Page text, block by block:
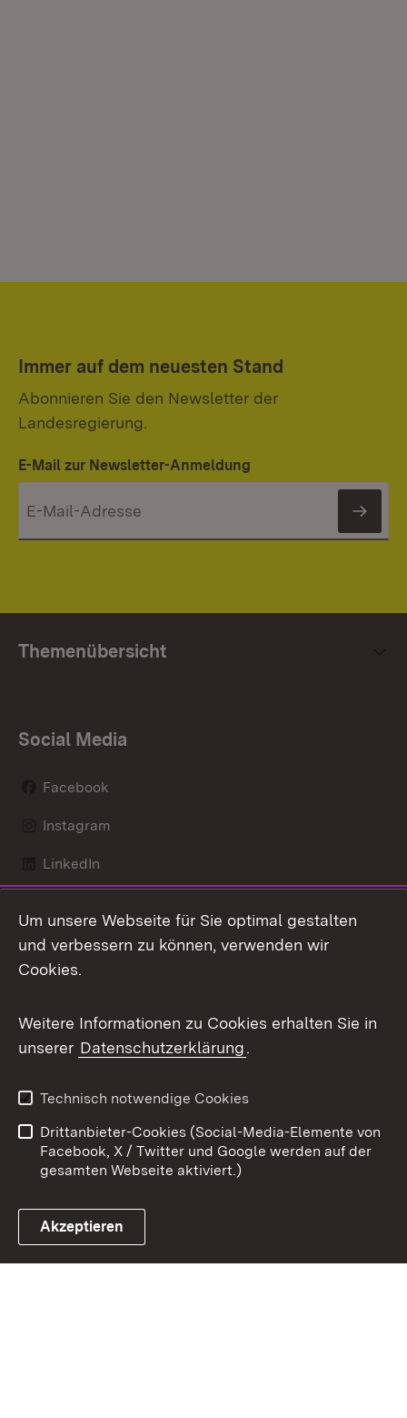
Immer auf dem neuesten Stand
Abonnieren Sie den Newsletter der
Landesregierung.
E-Mail zur Newsletter-Anmeldung
Themenübersicht
Social Media
Facebook
Instagram
LinkedIn
X / Twitter
Youtube
Link zum Landesportal
Kontakt
Datenschutz
Barrierefreiheit
Impressum
Cookies
Um unsere Webseite für Sie optimal gestalten
und verbessern zu können, verwenden wir
Cookies.
Weitere Informationen zu Cookies erhalten Sie in
unserer Datenschutzerklärung.
Technisch notwendige Cookies
Drittanbieter-Cookies (Social-Media-Elemente von
Facebook, X / Twitter und Google werden auf der
gesamten Webseite aktiviert.)
Akzeptieren